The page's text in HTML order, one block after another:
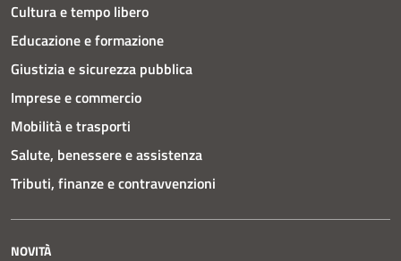
Cultura e tempo libero
Educazione e formazione
Giustizia e sicurezza pubblica
Imprese e commercio
Mobilità e trasporti
Salute, benessere e assistenza
Tributi, finanze e contravvenzioni
NOVITÀ